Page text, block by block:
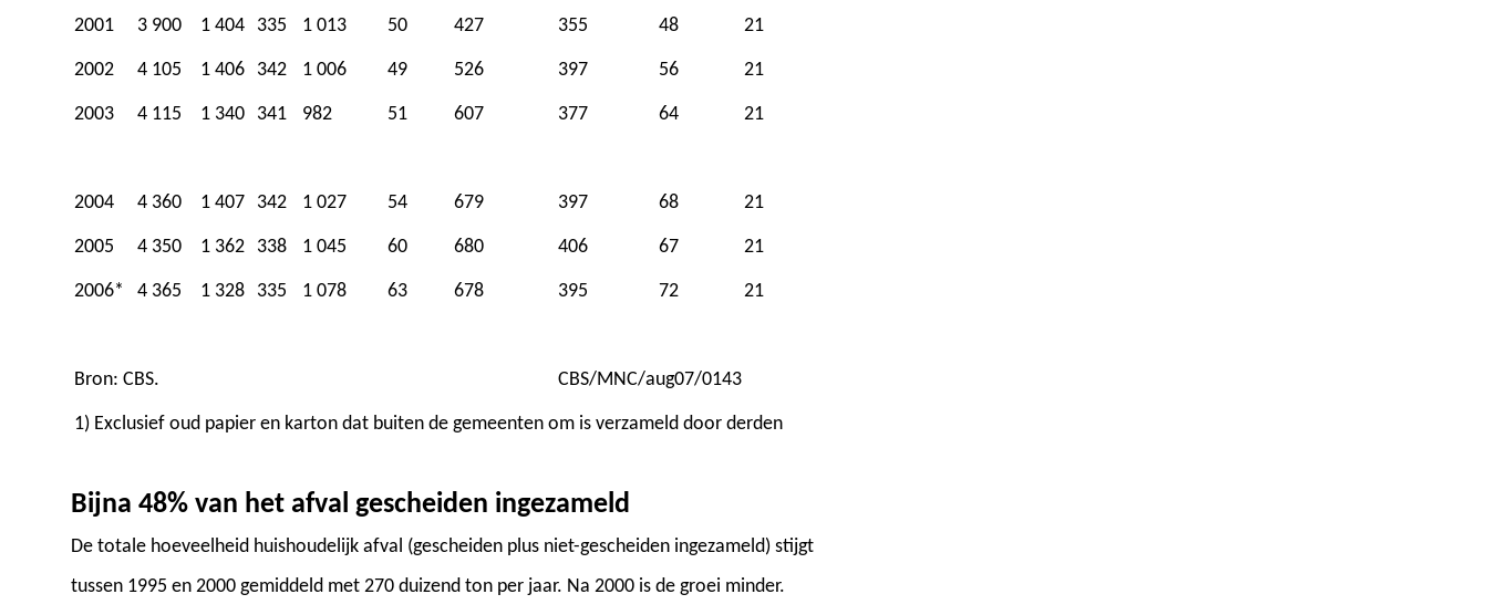
2001 3 900 1 404 335 1 013 50 427 355 48 21
2002 4 105 1 406 342 1 006 49 526 397 56 21
2003 4 115 1 340 341 982 51 607 377 64 21
2004 4 360 1 407 342 1 027 54 679 397 68 21
2005 4 350 1 362 338 1 045 60 680 406 67 21
2006* 4 365 1 328 335 1 078 63 678 395 72 21
Bron: CBS. CBS/MNC/aug07/0143
1) Exclusief oud papier en karton dat buiten de gemeenten om is verzameld door derden
Bijna 48% van het afval gescheiden ingezameld
De totale hoeveelheid huishoudelijk afval (gescheiden plus niet-gescheiden ingezameld) stijgt
tussen 1995 en 2000 gemiddeld met 270 duizend ton per jaar. Na 2000 is de groei minder.